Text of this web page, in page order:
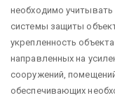
необходимо
системы защиты
укрепленность
направленных на
сооружений,
обеспечивающих